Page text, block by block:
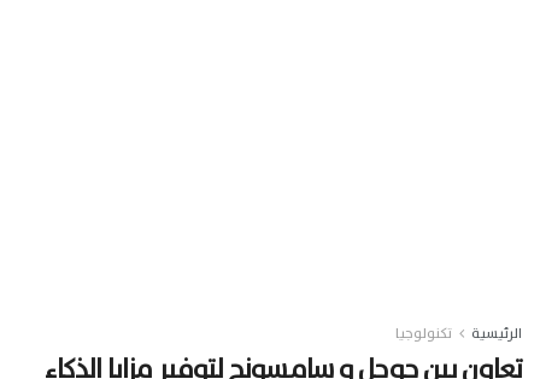
الرئيسية تكنولوجيا
تعاون بين جوجل و سامسونج لتوفير مزايا الذكاء